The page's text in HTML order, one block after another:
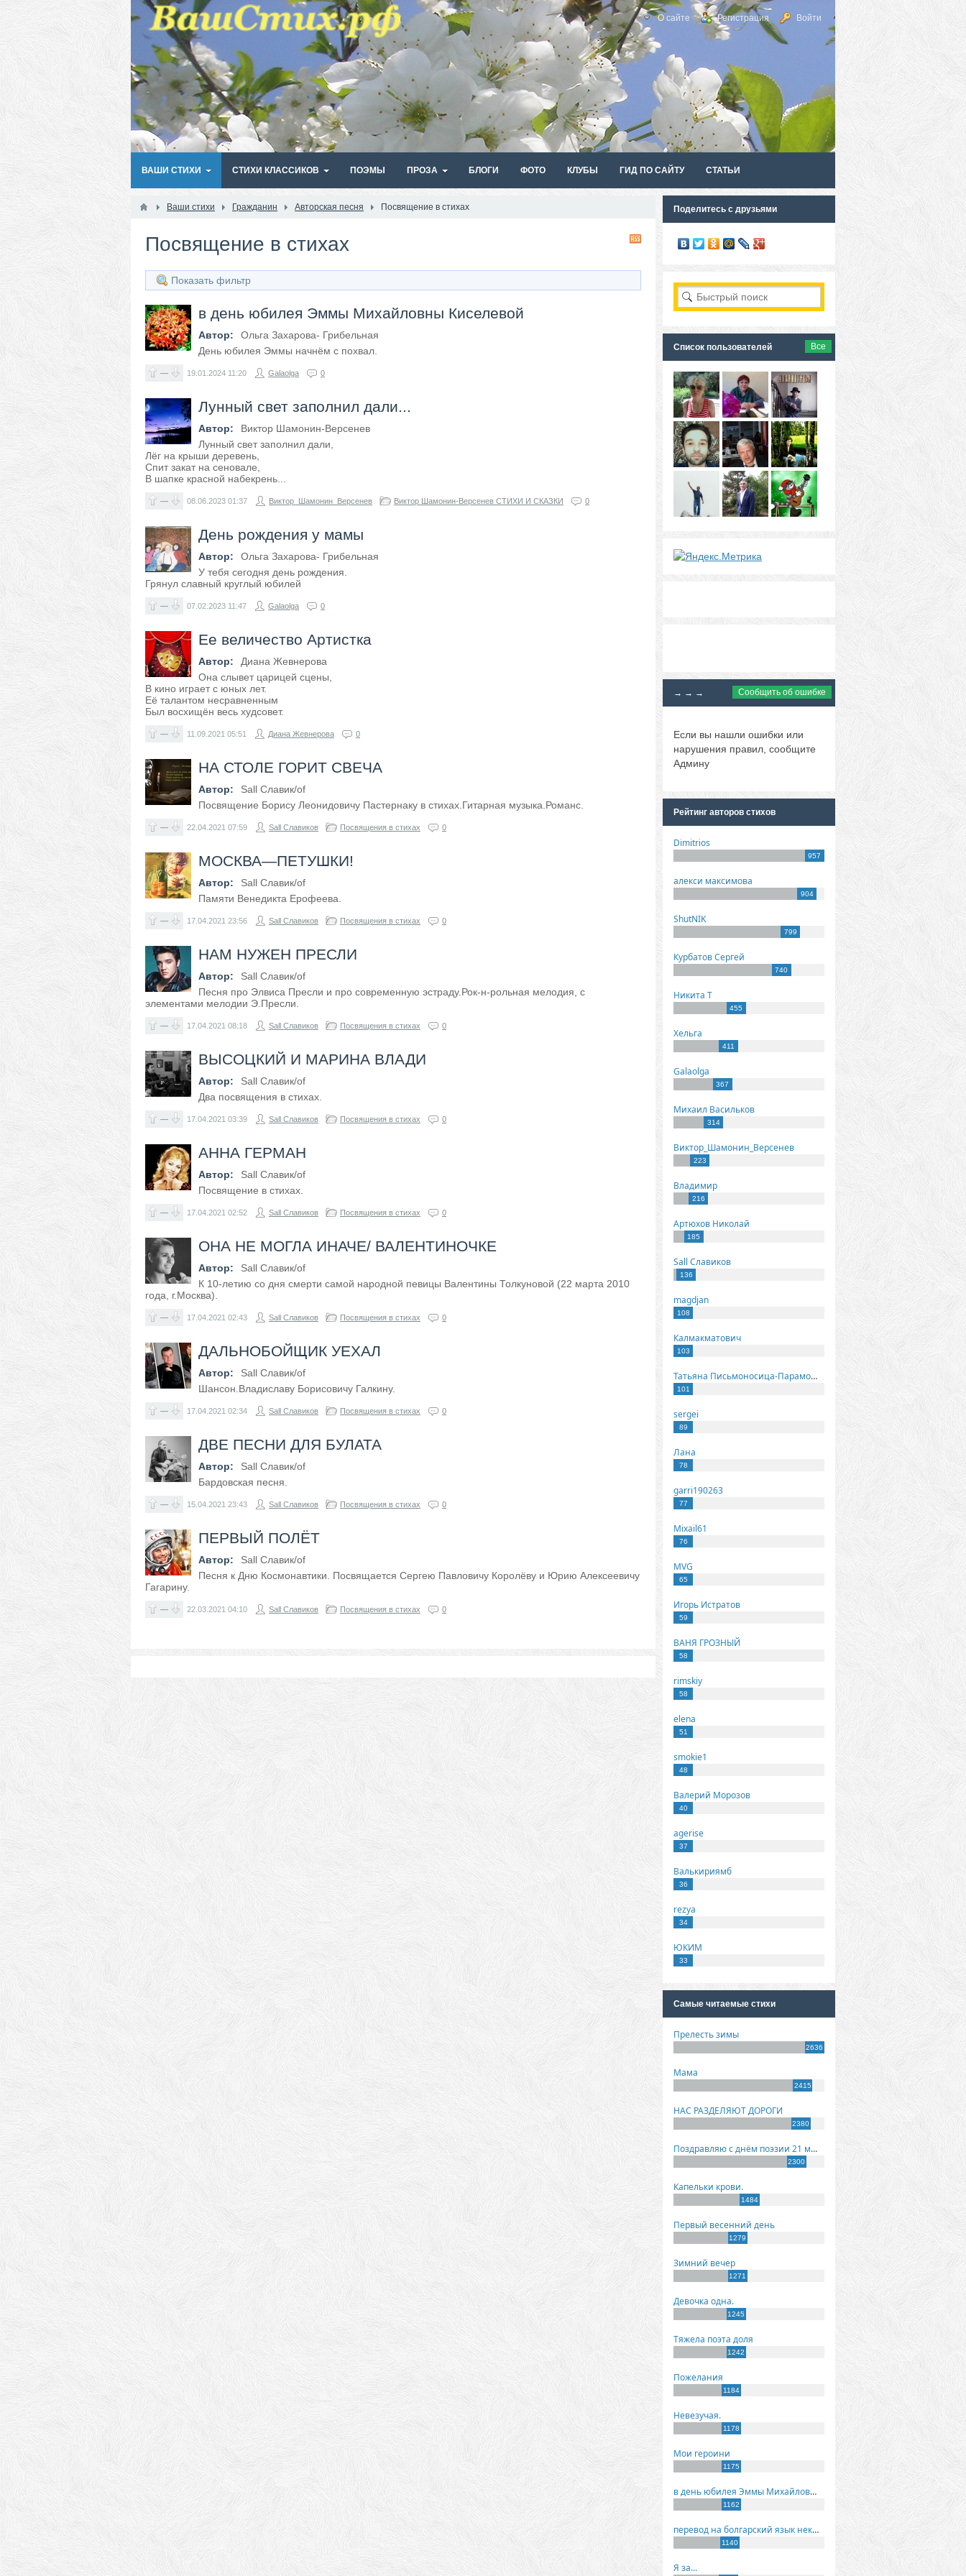
О сайте Регистрация Войти
ВАШИ СТИХИ СТИХИ КЛАССИКОВ ПОЭМЫ ПРОЗА БЛОГИ ФОТО КЛУБЫ ГИД ПО САЙТУ СТАТЬИ
Ваши стихи Гражданин Авторская песня Посвящение в стихах
RSS
Посвящение в стихах
Показать фильтр
в день юбилея Эммы Михайловны Киселевой
Автор:
Ольга Захарова- Грибельная
День юбилея Эммы начнём с похвал.
— 19.01.2024 11:20 Galaolga 0
Лунный свет заполнил дали...
Автор:
Виктор Шамонин-Версенев
Лунный свет заполнил дали,
Лёг на крыши деревень,
Спит закат на сеновале,
В шапке красной набекрень...
— 08.06.2023 01:37 Виктор_Шамонин_Версенев Виктор Шамонин-Версенев СТИХИ И СКАЗКИ 0
День рождения у мамы
Автор:
Ольга Захарова- Грибельная
У тебя сегодня день рождения.
Грянул славный круглый юбилей
— 07.02.2023 11:47 Galaolga 0
Ее величество Артистка
Автор:
Диана Жевнерова
Она слывет царицей сцены,
В кино играет с юных лет.
Её талантом несравненным
Был восхищён весь худсовет.
— 11.09.2021 05:51 Диана Жевнерова 0
НА СТОЛЕ ГОРИТ СВЕЧА
Автор:
Sall Славик/оf
Посвящение Борису Леонидовичу Пастернаку в стихах.Гитарная музыка.Романс.
— 22.04.2021 07:59 Sall Славиков Посвящения в стихах 0
МОСКВА—ПЕТУШКИ!
Автор:
Sall Славик/оf
Памяти Венедикта Ерофеева.
— 17.04.2021 23:56 Sall Славиков Посвящения в стихах 0
НАМ НУЖЕН ПРЕСЛИ
Автор:
Sall Славик/оf
Песня про Элвиса Пресли и про современную эстраду.Рок-н-рольная мелодия, с
элементами мелодии Э.Пресли.
— 17.04.2021 08:18 Sall Славиков Посвящения в стихах 0
ВЫСОЦКИЙ И МАРИНА ВЛАДИ
Автор:
Sall Славик/оf
Два посвящения в стихах.
— 17.04.2021 03:39 Sall Славиков Посвящения в стихах 0
АННА ГЕРМАН
Автор:
Sall Славик/оf
Посвящение в стихах.
— 17.04.2021 02:52 Sall Славиков Посвящения в стихах 0
ОНА НЕ МОГЛА ИНАЧЕ/ ВАЛЕНТИНОЧКЕ
Автор:
Sall Славик/оf
К 10-летию со дня смерти самой народной певицы Валентины Толкуновой (22 марта 2010
года, г.Москва).
— 17.04.2021 02:43 Sall Славиков Посвящения в стихах 0
ДАЛЬНОБОЙЩИК УЕХАЛ
Автор:
Sall Славик/оf
Шансон.Владиславу Борисовичу Галкину.
— 17.04.2021 02:34 Sall Славиков Посвящения в стихах 0
ДВЕ ПЕСНИ ДЛЯ БУЛАТА
Автор:
Sall Славик/оf
Бардовская песня.
— 15.04.2021 23:43 Sall Славиков Посвящения в стихах 0
ПЕРВЫЙ ПОЛЁТ
Автор:
Sall Славик/оf
Песня к Дню Космонавтики. Посвящается Сергею Павловичу Королёву и Юрию Алексеевичу
Гагарину.
— 22.03.2021 04:10 Sall Славиков Посвящения в стихах 0
Поделитесь с друзьями
Список пользователей Все
→ → → Сообщить об ошибке
Если вы нашли ошибки или
нарушения правил, сообщите
Админу
Рейтинг авторов стихов
Dimitrios
957
алекси максимова
904
ShutNIK
799
Курбатов Сергей
740
Никита Т
455
Хельга
411
Galaolga
367
Михаил Васильков
314
Виктор_Шамонин_Версенев
223
Владимир
216
Артюхов Николай
185
Sall Славиков
136
magdjan
108
Калмакматович
103
Татьяна Письмоносица-Парамонова
101
sergei
89
Лана
78
garri190263
77
Mixail61
76
MVG
65
Игорь Истратов
59
ВАНЯ ГРОЗНЫЙ
58
rimskiy
58
elena
51
smokie1
48
Валерий Морозов
40
agerise
37
Валькириямб
36
rezya
34
ЮКИМ
33
Самые читаемые стихи
Прелесть зимы
2636
Мама
2415
НАС РАЗДЕЛЯЮТ ДОРОГИ
2380
Поздравляю с днём поэзии 21 марта!
2300
Капельки крови.
1484
Первый весенний день
1279
Зимний вечер
1271
Девочка одна.
1245
Тяжела поэта доля
1242
Пожелания
1184
Невезучая.
1178
Мои героини
1175
в день юбилея Эммы Михайловны Киселевой
1162
перевод на болгарский язык некоторых моих стихов
1140
Я за...